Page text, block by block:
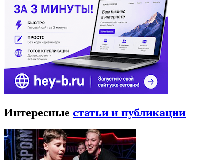
Интересные статьи и публикации